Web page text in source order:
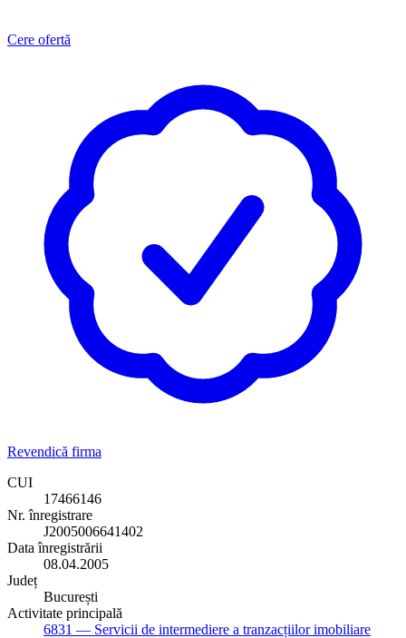
Cere ofertă
Revendică firma
CUI
17466146
Nr. înregistrare
J2005006641402
Data înregistrării
08.04.2005
Județ
București
Activitate principală
6831 — Servicii de intermediere a tranzacțiilor imobiliare